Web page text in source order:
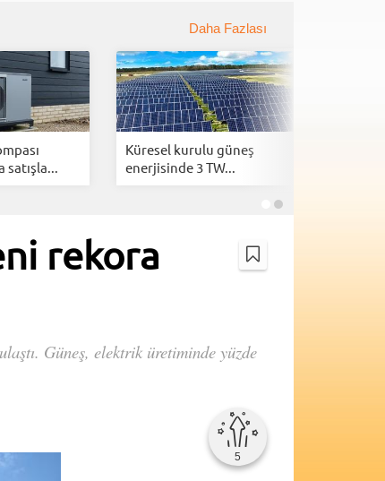
Daha Fazlası
satışla...
Küresel kurulu güneş
enerjisinde 3 TW...
rekora
Güneş, elektrik üretiminde yüzde
5